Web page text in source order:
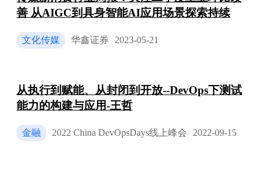
善 从AIGC到具身智能AI应用场景探索持续
文化传媒 华鑫证券 2023-05-21
从执行到赋能、从封闭到开放--DevOps下测试
能力的构建与应用-王哲
金融 2022 China DevOpsDays线上峰会 2022-09-15